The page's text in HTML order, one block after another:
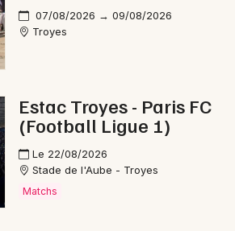
Aube
Aube
07/08/2026 → 09/08/2026
Troyes
Estac Troyes - Paris FC
(Football Ligue 1)
Le 22/08/2026
Stade de l'Aube - Troyes
Matchs